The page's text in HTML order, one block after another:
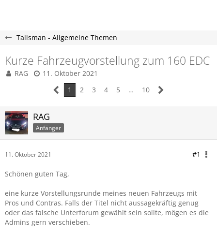
Talisman - Allgemeine Themen
Kurze Fahrzeugvorstellung zum 160 EDC
RAG
11. Oktober 2021
1
2 3 4 5 … 10
RAG
Anfänger
11. Oktober 2021 #1
Schönen guten Tag,
eine kurze Vorstellungsrunde meines neuen Fahrzeugs mit
Pros und Contras. Falls der Titel nicht aussagekräftig genug
oder das falsche Unterforum gewählt sein sollte, mögen es die
Admins gern verschieben.